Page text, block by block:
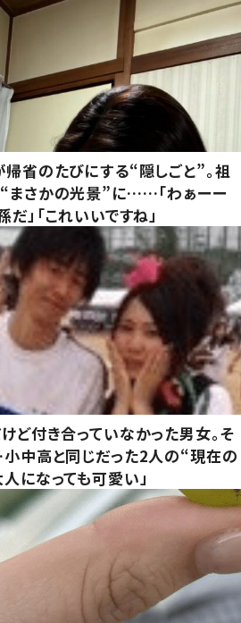
省のたびにする“隠しごと”。祖
まさかの光景”に……「わぁーー
だ」「これいいですね」
けど付き合っていなかった男女。そ
中高と同じだった2人の“現在の
になっても可愛い」